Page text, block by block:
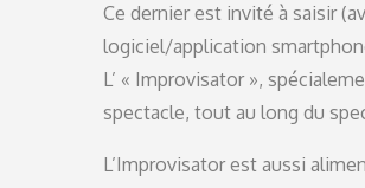
Ce dernier est invité à saisir
logiciel/application
L’ « Improvisator »,
spectacle, tout au long du
L’Improvisator est aussi